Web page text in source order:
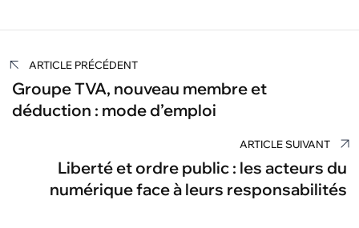
Navigation
de
l’article
ARTICLE PRÉCÉDENT
Groupe TVA, nouveau membre et
déduction : mode d’emploi
ARTICLE SUIVANT
Liberté et ordre public : les acteurs du
numérique face à leurs responsabilités